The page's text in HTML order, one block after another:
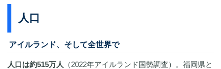
人口
アイルランド、そして全世界で
人口は約515万人
（2022年アイルランド国勢調査）。福岡県と